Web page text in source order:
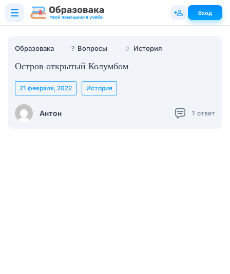
Образовака ❓ Вопросы 🏺 История
Остров открытый Колумбом
Антон
21 февраля, 2022 История
1 ответ
Вход